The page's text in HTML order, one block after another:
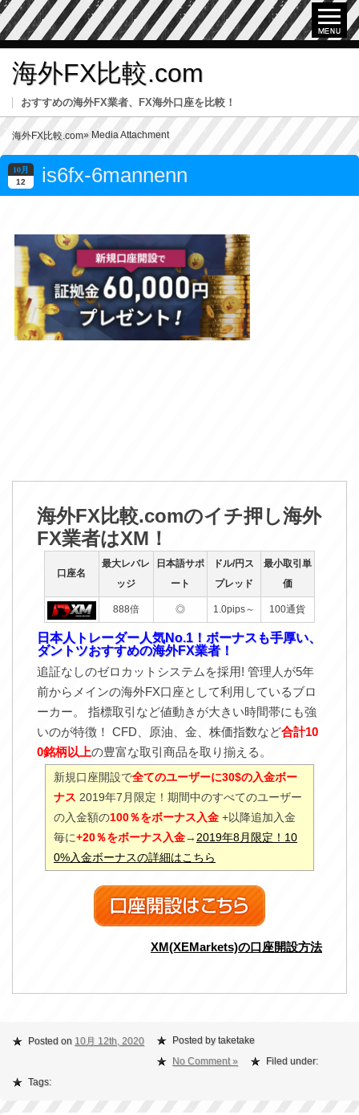
海外FX比較.com
おすすめの海外FX業者、FX海外口座を比較！
海外FX比較.com» Media Attachment
10月
12 is6fx-6mannenn
海外FX比較.comのイチ押し海外
FX業者はXM！
口座名
最大レバレ
ッジ
日本語サポ
ート
ドル/円ス
プレッド
最小取引単
価
888倍 ◎ 1.0pips～ 100通貨
日本人トレーダー人気No.1！ボーナスも手厚い、
ダントツおすすめの海外FX業者！
追証なしのゼロカットシステムを採用! 管理人が5年
前からメインの海外FX口座として利用しているブロ
ーカー。 指標取引など値動きが大きい時間帯にも強
いのが特徴！ CFD、原油、金、株価指数など合計10
0銘柄以上の豊富な取引商品を取り揃える。
新規口座開設で全てのユーザーに30$の入金ボー
ナス 2019年7月限定！期間中のすべてのユーザー
の入金額の100％をボーナス入金 +以降追加入金
毎に+20％をボーナス入金→ 2019年8月限定！10
0%入金ボーナスの詳細はこちら
XM(XEMarkets)の口座開設方法
Posted on 10月 12th, 2020
Posted by taketake
No Comment »
Filed under:
Tags: